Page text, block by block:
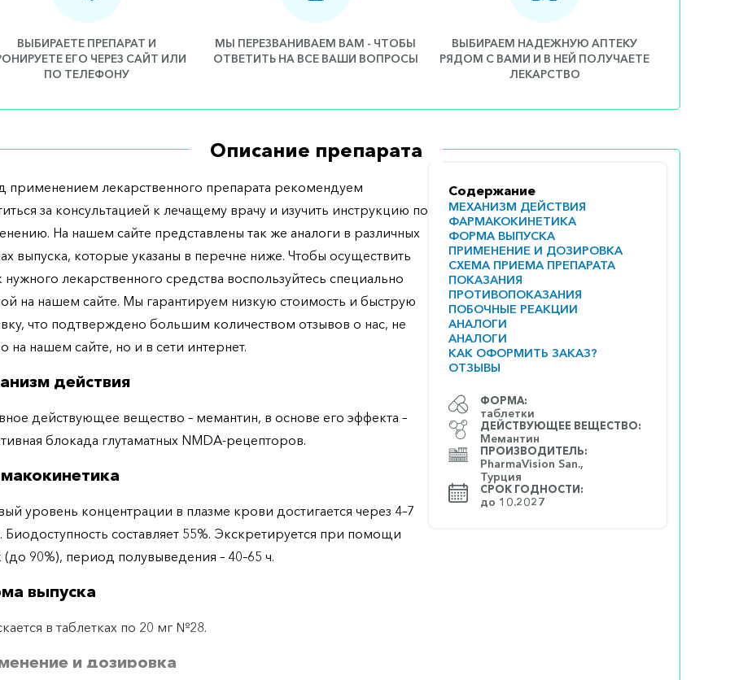
ВЫБИРАЕТЕ ПРЕПАРАТ И
ЕГО ЧЕРЕЗ САЙТ ИЛИ
ПО ТЕЛЕФОНУ
МЫ ПЕРЕЗВАНИВАЕМ ВАМ - ЧТОБЫ
ОТВЕТИТЬ НА ВСЕ ВАШИ ВОПРОСЫ
ВЫБИРАЕМ НАДЕЖНУЮ АПТЕКУ
РЯДОМ С ВАМИ И В НЕЙ ПОЛУЧАЕТЕ
ЛЕКАРСТВО
Описание препарата
Содержание
МЕХАНИЗМ ДЕЙСТВИЯ
ФАРМАКОКИНЕТИКА
ФОРМА ВЫПУСКА
ПРИМЕНЕНИЕ И ДОЗИРОВКА
СХЕМА ПРИЕМА ПРЕПАРАТА
ПОКАЗАНИЯ
ПРОТИВОПОКАЗАНИЯ
ПОБОЧНЫЕ РЕАКЦИИ
АНАЛОГИ
АНАЛОГИ
КАК ОФОРМИТЬ ЗАКАЗ?
ОТЗЫВЫ
ФОРМА:
таблетки
ДЕЙСТВУЮЩЕЕ ВЕЩЕСТВО:
Мемантин
ПРОИЗВОДИТЕЛЬ:
PharmaVision San.,
Турция
СРОК ГОДНОСТИ:
до 10.2027
применением лекарственного препарата рекомендуем
за консультацией к лечащему врачу и изучить инструкцию по
На нашем сайте представлены так же аналоги в различных
выпуска, которые указаны в перечне ниже. Чтобы осуществить
нужного лекарственного средства воспользуйтесь специально
на нашем сайте. Мы гарантируем низкую стоимость и быструю
что подтверждено большим количеством отзывов о нас, не
на нашем сайте, но и в сети интернет.
действия
действующее вещество – мемантин, в основе его эффекта –
блокада глутаматных NMDA-рецепторов.
уровень концентрации в плазме крови достигается через 4–7
Биодоступность составляет 55%. Экскретируется при помощи
(до 90%), период полувыведения – 40–65 ч.
выпуска
в таблетках по 20 мг №28.
и дозировка